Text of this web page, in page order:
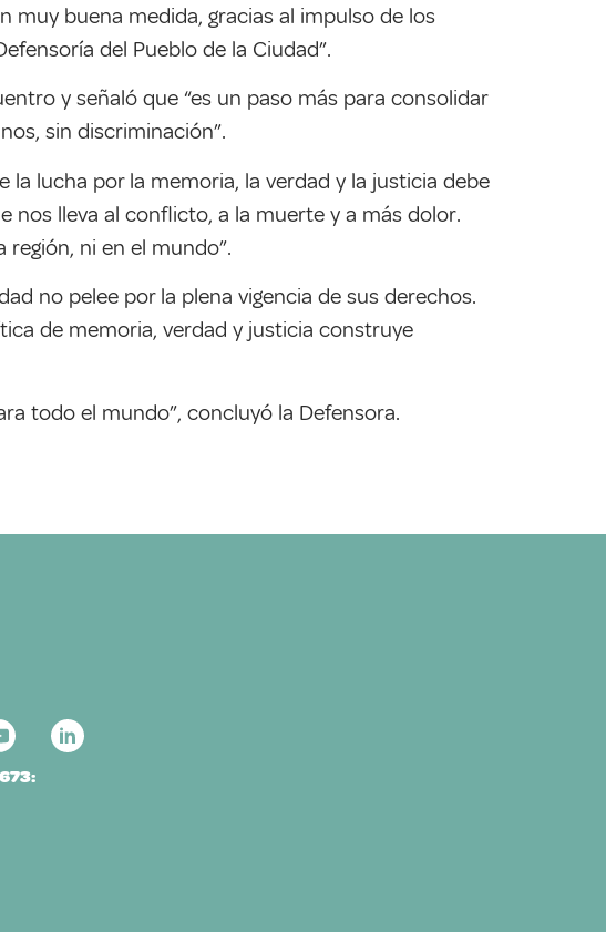
muy buena medida, gracias al impulso de los
del Pueblo de la Ciudad”.
y señaló que “es un paso más para consolidar
sin discriminación”.
lucha por la memoria, la verdad y la justicia debe
nos lleva al conflicto, a la muerte y a más dolor.
ni en el mundo”.
no pelee por la plena vigencia de sus derechos.
de memoria, verdad y justicia construye
todo el mundo”, concluyó la Defensora.